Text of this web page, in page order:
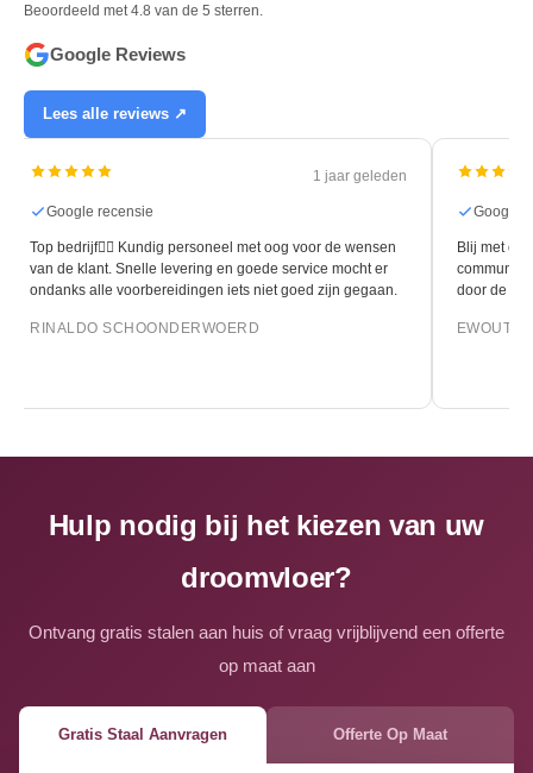
Beoordeeld met 4.8 van de 5 sterren.
Google Reviews
Lees alle reviews ↗
1 jaar geleden
Google recensie
Top bedrijf👍🏻 Kundig personeel met oog voor de wensen
van de klant. Snelle levering en goede service mocht er
ondanks alle voorbereidingen iets niet goed zijn gegaan.
RINALDO SCHOONDERWOERD
Google
Blij met de
door de
EWOUT
Hulp nodig bij het kiezen van uw
droomvloer?
Ontvang gratis stalen aan huis of vraag vrijblijvend een offerte
op maat aan
Gratis Staal Aanvragen Offerte Op Maat